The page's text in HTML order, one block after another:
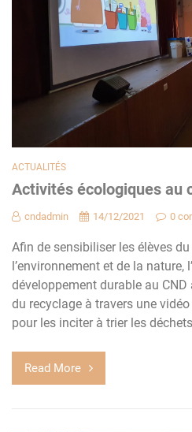
ACTUALITÉS
Activités écologiques au
cndadmin 14/12/2021 0
Afin de sensibiliser les élèves
l’environnement et de la nature,
développement durable au
du recyclage à travers une
pour les inciter à trier les
Read More